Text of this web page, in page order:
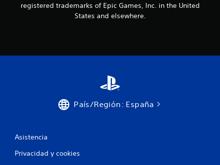
registered trademarks of Epic Games, Inc. in the United
States and elsewhere.
País/Región: España
Asistencia
Privacidad y cookies